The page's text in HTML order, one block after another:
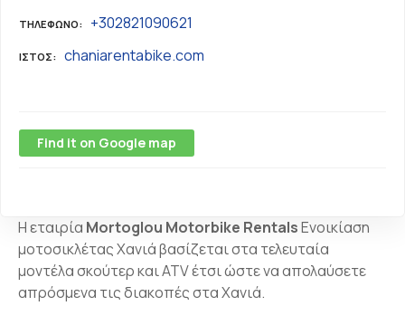
ΤΗΛΈΦΩΝΟ +302821090621
ΙΣΤΌΣ chaniarentabike.com
Find it on Google map
Η εταιρία Mortoglou Motorbike RentalsΕνοικίαση
μοτοσικλέτας Χανιά βασίζεται στα τελευταία
μοντέλα σκούτερ και ATV έτσι ώστε να απολαύσετε
απρόσμενα τις διακοπές στα Χανιά.